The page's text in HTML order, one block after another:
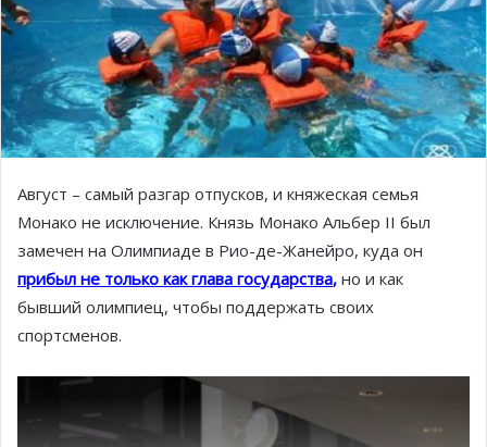
Август – самый разгар отпусков, и княжеская семья
Монако не исключение. Князь Монако Альбер II был
замечен на Олимпиаде в Рио-де-Жанейро, куда он
прибыл не только как глава государства, но и как
бывший олимпиец, чтобы поддержать своих
спортсменов.